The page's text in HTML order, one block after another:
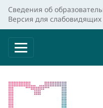
Сведения об
Версия для слабовидящих